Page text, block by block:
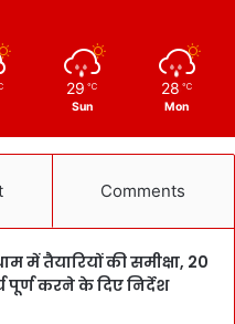
29 ℃
Sun
28 ℃
Mon
Comments
में तैयारियों की समीक्षा, 20
पूर्ण करने के दिए निर्देश